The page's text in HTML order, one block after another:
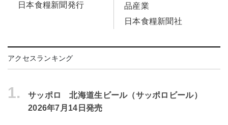
日本食糧新聞発行
品産業
日本食糧新聞社
アクセスランキング
1.
サッポロ 北海道生ビール（サッポロビール）
2026年7月14日発売